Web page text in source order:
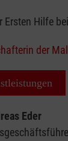
Ersten Hilfe
der
Eder